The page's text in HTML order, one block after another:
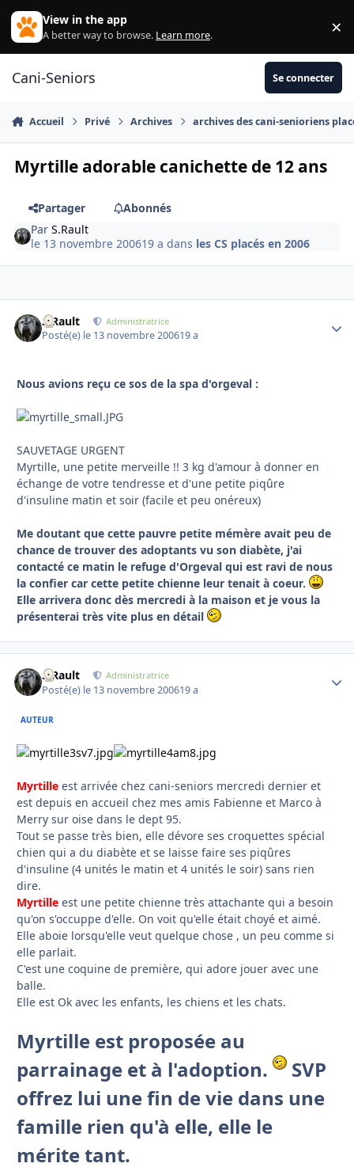
Aller au contenu
View in the app
A better way to browse. Learn more. ×
Cani-Seniors Se connecter
Accueil Privé Archives archives des cani-senioriens
Myrtille adorable canichette de 12 ans
Partager
Abonnés
ParS.Rault
le 13 novembre 200619 a dans les CS placés en 2006
S.Rault Administratrice
Posté(e) le 13 novembre 200619 a
Nous avions reçu ce sos de la spa d'orgeval :
SAUVETAGE URGENT
Myrtille, une petite merveille !! 3 kg d'amour à donner en
échange de votre tendresse et d'une petite piqûre
d'insuline matin et soir (facile et peu onéreux)
Me doutant que cette pauvre petite mémère avait peu de
chance de trouver des adoptants vu son diabète, j'ai
contacté ce matin le refuge d'Orgeval qui est ravi de nous
la confier car cette petite chienne leur tenait à coeur.
Elle arrivera donc dès mercredi à la maison et je vous la
présenterai très vite plus en détail
S.Rault Administratrice
Posté(e) le 13 novembre 200619 a
AUTEUR
Myrtille est arrivée chez cani-seniors mercredi dernier et
est depuis en accueil chez mes amis Fabienne et Marco à
Merry sur oise dans le dept 95.
Tout se passe très bien, elle dévore ses croquettes spécial
chien qui a du diabète et se laisse faire ses piqûres
d'insuline (4 unités le matin et 4 unités le soir) sans rien
dire.
Myrtille est une petite chienne très attachante qui a besoin
qu'on s'occuppe d'elle. On voit qu'elle était choyé et aimé.
Elle aboie lorsqu'elle veut quelque chose , un peu comme si
elle parlait.
C'est une coquine de première, qui adore jouer avec une
balle.
Elle est Ok avec les enfants, les chiens et les chats.
Myrtille est proposée au
parrainage et à l'adoption.
SVP
offrez lui une fin de vie dans une
famille rien qu'à elle, elle le
mérite tant.